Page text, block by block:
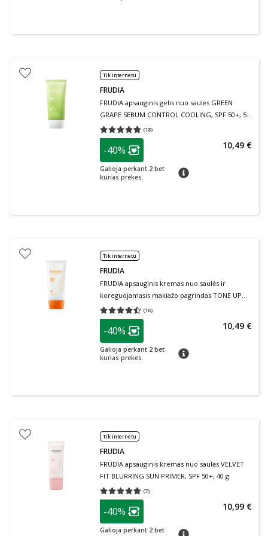
Tik internetu
FRUDIA
FRUDIA apsauginis gelis nuo saulės GREEN
GRAPE SEBUM CONTROL COOLING, SPF 50+, 50
g
(18)
Vidutinis įvertinimas 4.72
patarimas
Lojalumo klubo narių nuolaida
-40%
Galioja perkant 2 bet
kurias prekes.
patarimas
10,49 €
Tik internetu
FRUDIA
FRUDIA apsauginis kremas nuo saulės ir
koreguojamasis makiažo pagrindas TONE UP
BASE, SPF 50+/PA++, 50 g
(16)
Vidutinis įvertinimas 4.44
patarimas
Lojalumo klubo narių nuolaida
-40%
Galioja perkant 2 bet
kurias prekes.
patarimas
10,49 €
Tik internetu
FRUDIA
FRUDIA apsauginis kremas nuo saulės VELVET
FIT BLURRING SUN PRIMER, SPF 50+, 40 g
(7)
Vidutinis įvertinimas 4.71
patarimas
Lojalumo klubo narių nuolaida
-40%
Galioja perkant 2 bet
patarimas
10,99 €